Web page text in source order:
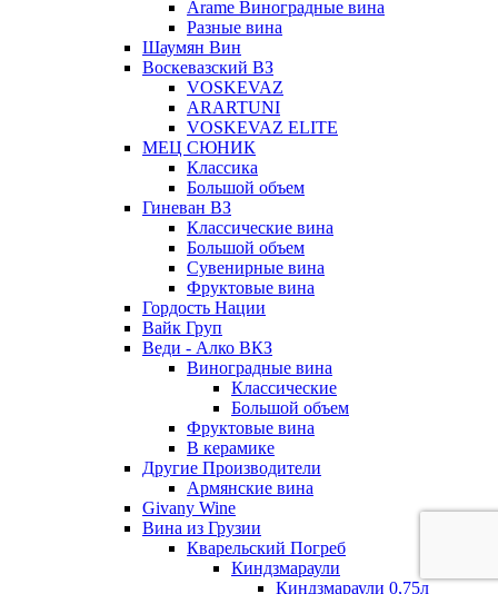
Arame Виноградные вина
Разные вина
Шаумян Вин
Воскевазский ВЗ
VOSKEVAZ
ARARTUNI
VOSKEVAZ ELITE
МЕЦ СЮНИК
Классика
Большой объем
Гиневан ВЗ
Классические вина
Большой объем
Сувенирные вина
Фруктовые вина
Гордость Нации
Вайк Груп
Веди - Алко ВКЗ
Виноградные вина
Классические
Большой объем
Фруктовые вина
В керамике
Другие Производители
Армянские вина
Givany Wine
Вина из Грузии
Кварельский Погреб
Киндзмараули
Киндзмараули 0,75л